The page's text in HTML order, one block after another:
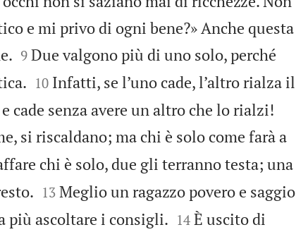
e mi privo di ogni bene?» Anche questa

9 Due valgono più di uno solo, perché

10 Infatti, se l’uno cade, l’altro rialza il
cade senza avere un altro che lo rialzi!
si riscaldano; ma chi è solo come farà a
chi è solo, due gli terranno testa; una

13 Meglio un ragazzo povero e saggio
più ascoltare i consigli.
14 È uscito di